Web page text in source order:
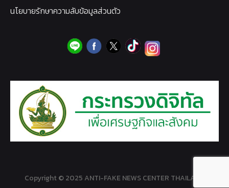
นโยบายรักษาความลับข้อมูลส่วนตัว
Copyright © 2025 ANTI-FAKE NEWS CENTER THAILAND